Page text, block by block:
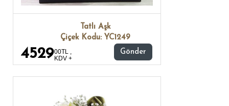
Tatlı Aşk
Çiçek Kodu: YC1249
452900TL ,
KDV +
Gönder